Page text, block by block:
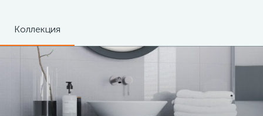
Коллекция